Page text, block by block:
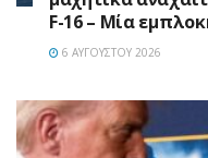
F-16 – Μία
6 ΑΥΓΟΎΣΤΟΥ 2026